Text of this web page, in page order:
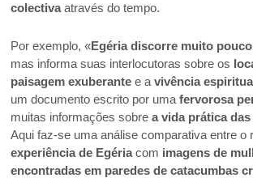
colectivaatravés do tempo.
Por exemplo, «Egéria discorre muito
mas informa suas interlocutoras sobre os
paisagem exuberante e avivência
um documento escrito por umafervorosa
muitas informações sobrea vida prática
Aqui faz-se uma análise comparativa entre o
experiência de Egériacom imagens de
encontradas em paredes de catacumbas